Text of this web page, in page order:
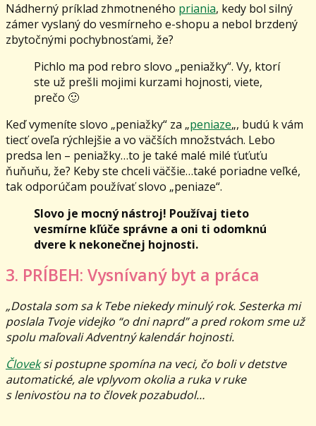
Nádherný príklad zhmotneného priania, kedy bol silný
zámer vyslaný do vesmírneho e-shopu a nebol brzdený
zbytočnými pochybnosťami, že?
Pichlo ma pod rebro slovo „peniažky“. Vy, ktorí
ste už prešli mojimi kurzami hojnosti, viete,
prečo 🙂
Keď vymeníte slovo „peniažky“ za „peniaze„, budú k vám
tiecť oveľa rýchlejšie a vo väčších množstvách. Lebo
predsa len – peniažky…to je také malé milé ťuťuťu
ňuňuňu, že? Keby ste chceli väčšie…také poriadne veľké,
tak odporúčam používať slovo „peniaze“.
Slovo je mocný nástroj! Používaj tieto
vesmírne kľúče správne a oni ti odomknú
dvere k nekonečnej hojnosti.
3. PRÍBEH: Vysnívaný byt a práca
„Dostala som sa k Tebe niekedy minulý rok. Sesterka mi
poslala Tvoje videjko “o dni naprd” a pred rokom sme už
spolu maľovali Adventný kalendár hojnosti.
Človeksi postupne spomína na veci, čo boli v detstve
automatické, ale vplyvom okolia a ruka v ruke
s lenivosťou na to človek pozabudol…